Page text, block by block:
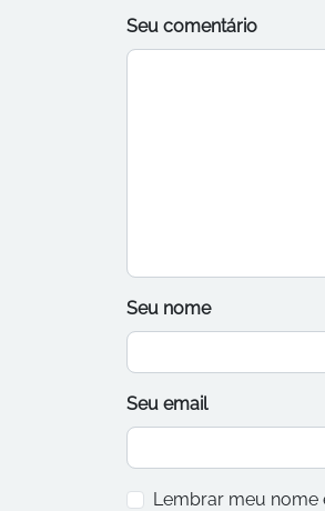
Seu comentário
Seu nome
Seu email
Lembrar meu nome